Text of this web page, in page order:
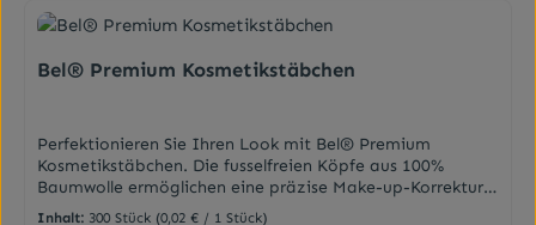
sich perfekt zum Kaschieren von Fältchen oder zum
zarte, teintfarbene Creme deckt Augenringe und Narben
Auftragen Wasser- und schweißbeständigMit UV-Schutz
SPF 15Ohne Duftstoffe Ohne Parabene Pigmentanteil
15% Kann uneingeschränkt auf empfindlicher Haut mit
Unregelmäßigkeiten angewendet werden. Sorgt für
Bel® Premium Kosmetikstäbchen
Perfektionieren Sie Ihren Look mit Bel® Premium
Kosmetikstäbchen. Die fusselfreien Köpfe aus 100%
Baumwolle ermöglichen eine präzise Make-up-Korrektur
und sanfte Reinigung. Mit stabilem, umweltfreundlichem
Inhalt: 300 Stück (0,02 € / 1 Stück)